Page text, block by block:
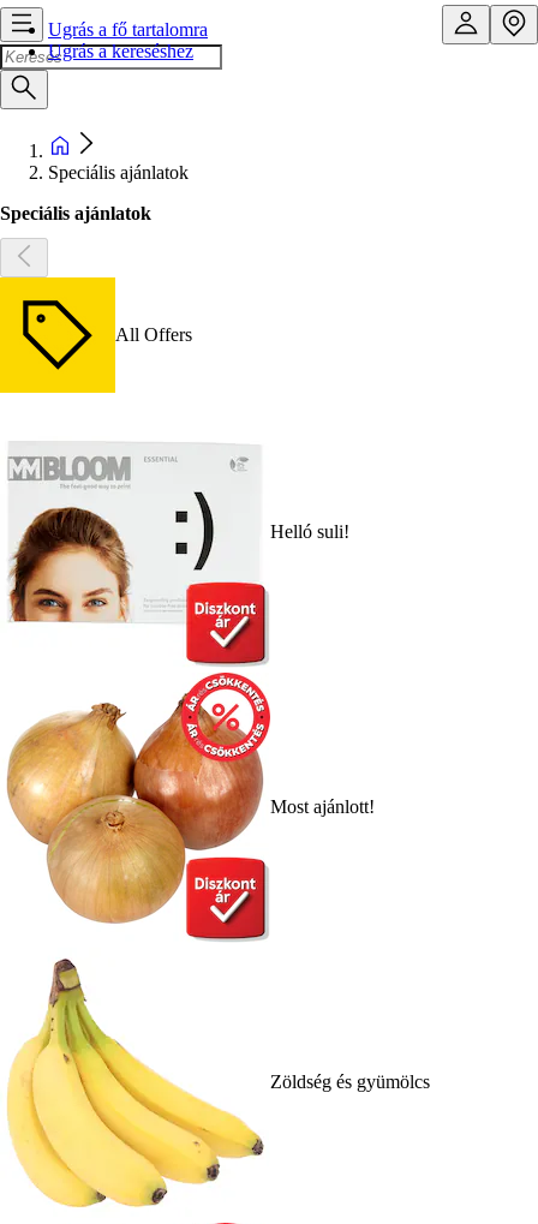
Ugrás a fő tartalomra
Ugrás a kereséshez
Speciális ajánlatok
Speciális ajánlatok
All Offers
Helló suli!
Most ajánlott!
Zöldség és gyümölcs